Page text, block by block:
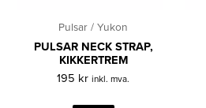
Pulsar / Yukon
PULSAR NECK STRAP,
KIKKERTREM
195 kr inkl. mva.